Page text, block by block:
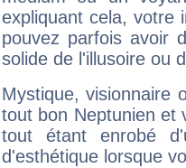
expliquant cela, votre
pouvez parfois avoir
solide de l'illusoire ou
Mystique, visionnaire
tout bon Neptunien et
tout étant enrobé
d'esthétique lorsque